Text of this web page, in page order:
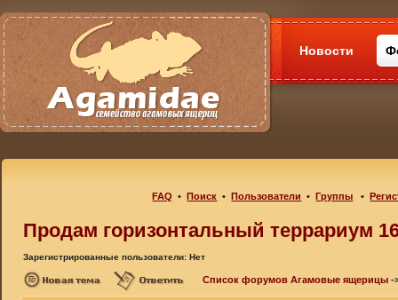
Новости
FAQ •Поиск •Пользователи •Группы •
Продам горизонтальный террариум
Зарегистрированные пользователи: Нет
Список форумов Агамовые ящерицы -